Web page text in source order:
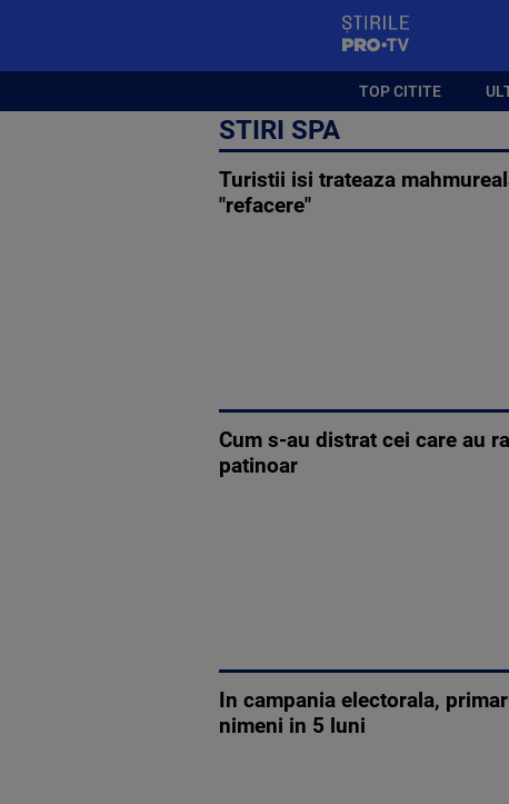
TOP CITITE
STIRI SPA
Turistii isi trateaza
"refacere"
Cum s-au distrat cei care au
patinoar
In campania electorala,
nimeni in 5 luni